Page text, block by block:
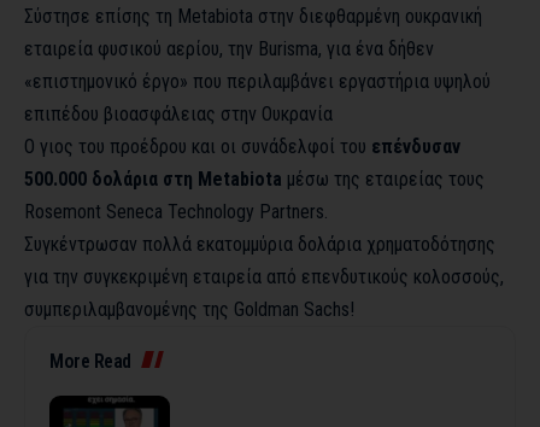
Σύστησε επίσης τη Metabiota στην διεφθαρμένη ουκρανική
εταιρεία φυσικού αερίου, την Burisma, για ένα δήθεν
«επιστημονικό έργο» που περιλαμβάνει εργαστήρια υψηλού
επιπέδου βιοασφάλειας στην Ουκρανία
Ο γιος του προέδρου και οι συνάδελφοί του επένδυσαν
500.000 δολάρια στη Metabiota μέσω της εταιρείας τους
Rosemont Seneca Technology Partners.
Συγκέντρωσαν πολλά εκατομμύρια δολάρια χρηματοδότησης
για την συγκεκριμένη εταιρεία από επενδυτικούς κολοσσούς,
συμπεριλαμβανομένης της Goldman Sachs!
More Read